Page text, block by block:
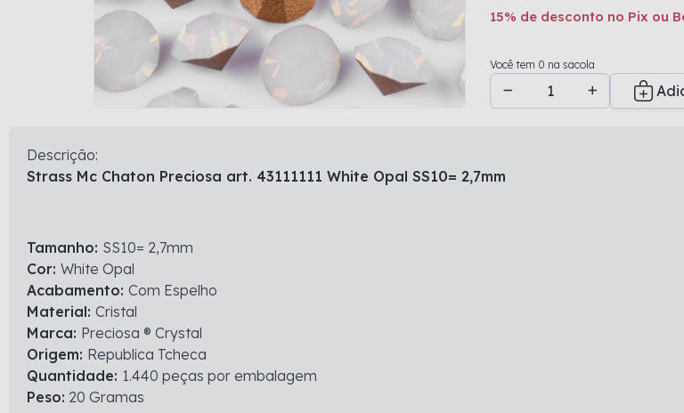
15% de desconto no Pix ou
Você tem 0 na sacola
Descrição:
Strass Mc Chaton Preciosa art. 43111111 White Opal SS10= 2,7mm
Tamanho: SS10= 2,7mm
Cor: White Opal
Acabamento: Com Espelho
Material: Cristal
Marca: Preciosa ® Crystal
Origem: Republica Tcheca
Quantidade: 1.440 peças por embalagem
Peso: 20 Gramas